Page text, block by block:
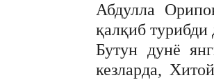
Абдулла
қалқиб
Бутун дунё
кезларда,